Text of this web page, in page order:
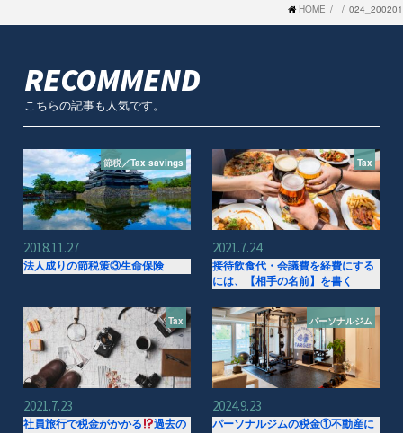
HOME 024_200201
RECOMMEND
こちらの記事も人気です。
節税／Tax savings
2018.11.27
法人成りの節税策③生命保険
Tax
2021.7.24
接待飲食代・会議費を経費にする
には、【相手の名前】を書く
Tax
2021.7.23
社員旅行で税金がかかる
過去の
パーソナルジム
2024.9.23
パーソナルジムの税金①不動産に